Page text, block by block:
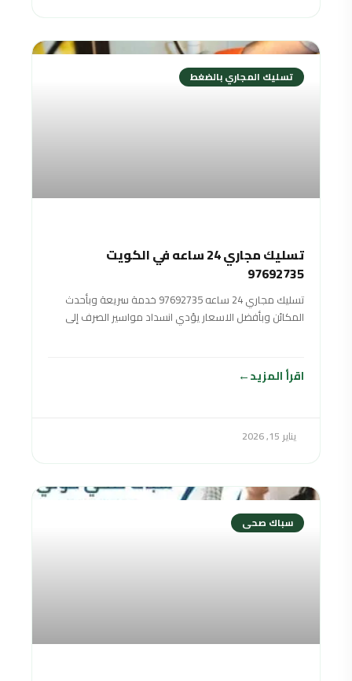
تسليك المجاري بالضغط
تسليك مجاري 24 ساعه في الكويت
97692735
تسليك مجاري 24 ساعه 97692735 خدمة سريعة وبأحدث
المكائن وبأفضل اﻻسعار يؤدي انسداد مواسير الصرف إلى
اقرأ المزيد
يناير 15, 2026
سباك صحى